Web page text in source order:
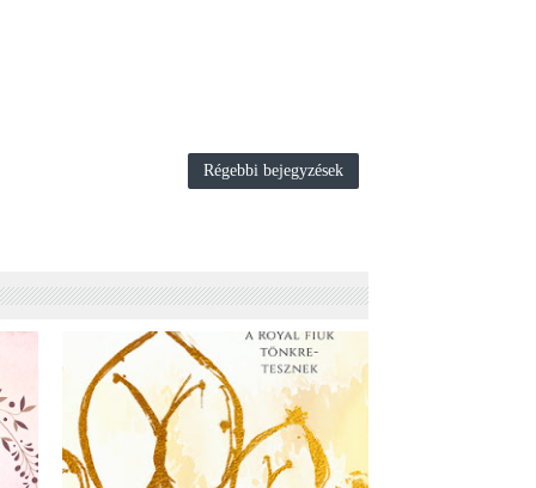
Régebbi bejegyzések